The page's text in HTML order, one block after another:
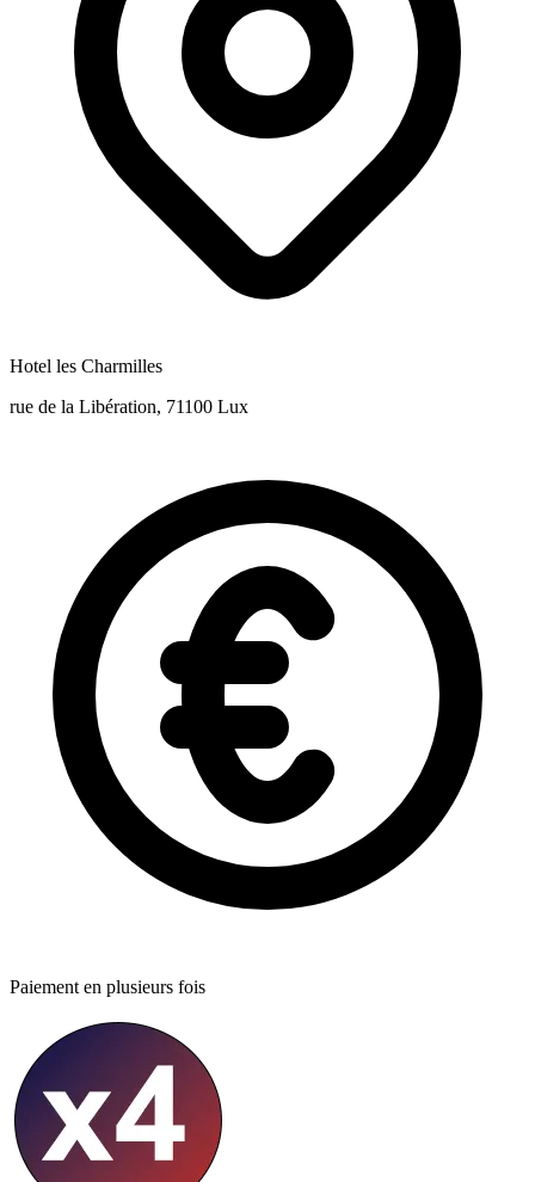
Hotel les Charmilles
rue de la Libération, 71100 Lux
Paiement en plusieurs fois